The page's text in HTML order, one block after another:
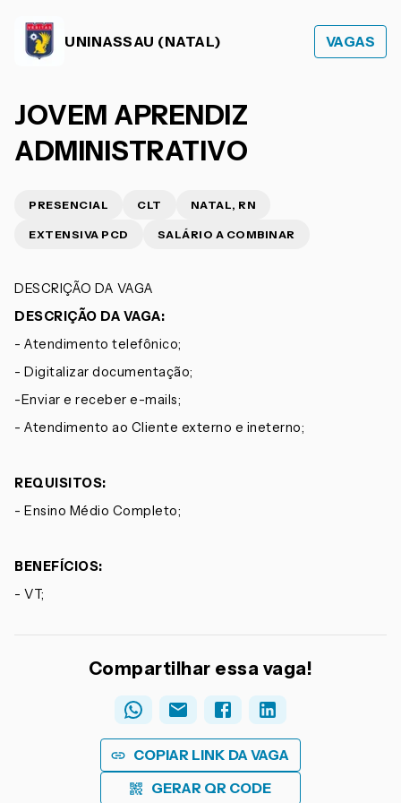
UNINASSAU (NATAL) VAGAS
JOVEM APRENDIZ
ADMINISTRATIVO
PRESENCIAL CLT NATAL, RN
EXTENSIVA PCD SALÁRIO A COMBINAR
DESCRIÇÃO DA VAGA
DESCRIÇÃO DA VAGA:
- Atendimento telefônico;
- Digitalizar documentação;
-Enviar e receber e-mails;
- Atendimento ao Cliente externo e ineterno;
REQUISITOS:
- Ensino Médio Completo;
BENEFÍCIOS:
- VT;
Compartilhar essa vaga!
COPIAR LINK DA VAGA
GERAR QR CODE